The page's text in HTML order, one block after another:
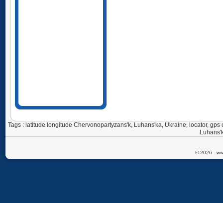
Tags : latitude longitude Chervonopartyzans'k, Luhans'ka, Ukraine, locator,
© 2026 -